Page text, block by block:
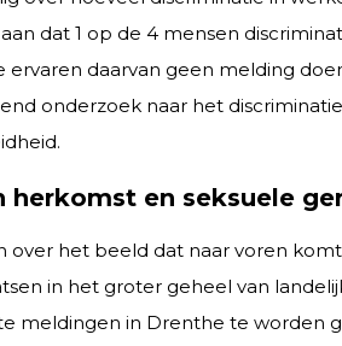
dat 1 op de 4 mensen
ervaren daarvan geen melding
onderzoek naar het
herkomst en seksuele
over het beeld dat naar voren
in het groter geheel van
meldingen in Drenthe te worden